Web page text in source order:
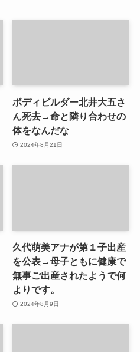
ボディビルダー北井大五さ
ん死去→命と隣り合わせの
体をなんだな
2024年8月21日
久代萌美アナが第１子出産
を公表→母子ともに健康で
無事ご出産されたようで何
よりです。
2024年8月9日